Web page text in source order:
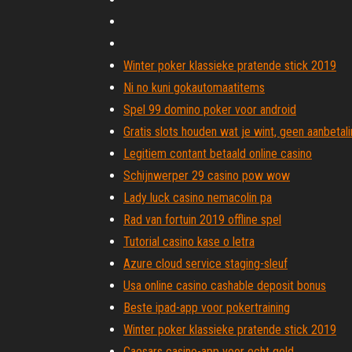
Winter poker klassieke pratende stick 2019
Ni no kuni gokautomaatitems
Spel 99 domino poker voor android
Gratis slots houden wat je wint, geen
Legitiem contant betaald online casino
Schijnwerper 29 casino pow wow
Lady luck casino nemacolin pa
Rad van fortuin 2019 offline spel
Tutorial casino kase o letra
Azure cloud service staging-sleuf
Usa online casino cashable deposit bonus
Beste ipad-app voor pokertraining
Winter poker klassieke pratende stick 2019